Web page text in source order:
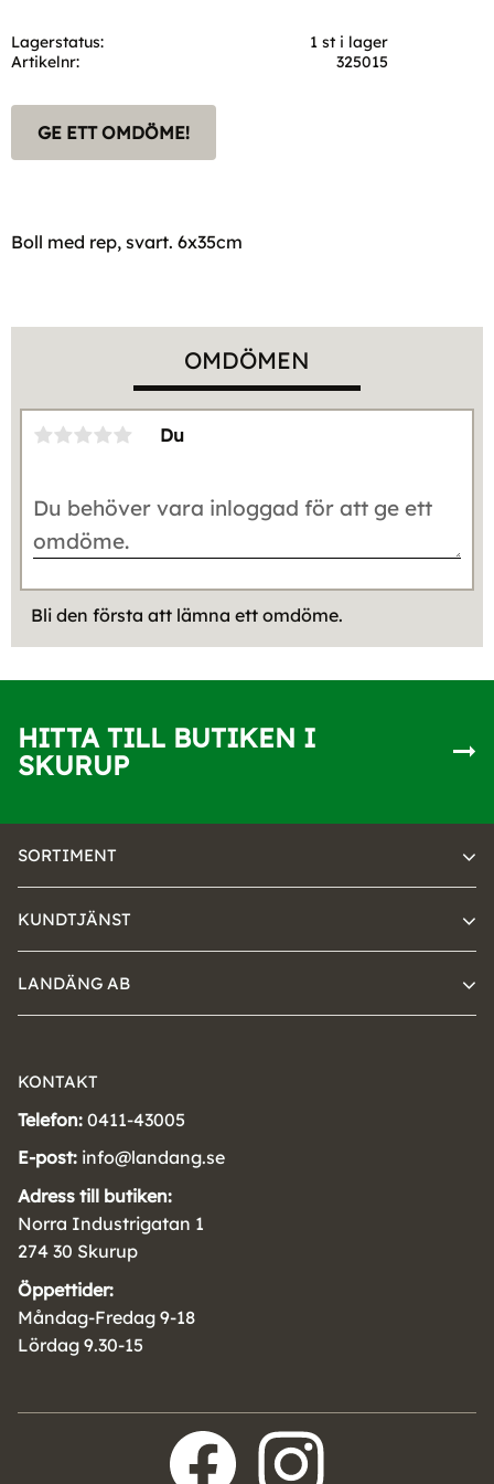
Lagerstatus
1 st i lager
Artikelnr
325015
GE ETT OMDÖME!
Boll med rep, svart. 6x35cm
OMDÖMEN
Du
Bli den första att lämna ett omdöme.
HITTA TILL BUTIKEN I
SKURUP
SORTIMENT
KUNDTJÄNST
LANDÄNG AB
KONTAKT
Telefon: 0411-43005
E-post: info@landang.se
Adress till butiken:
Norra Industrigatan 1
274 30 Skurup
Öppettider:
Måndag-Fredag 9-18
Lördag 9.30-15